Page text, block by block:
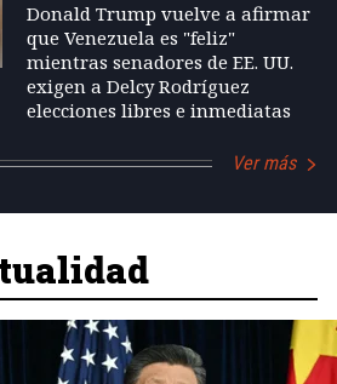
Donald Trump vuelve a afirmar
que Venezuela es "feliz"
mientras senadores de EE. UU.
exigen a Delcy Rodríguez
elecciones libres e inmediatas
Ver más